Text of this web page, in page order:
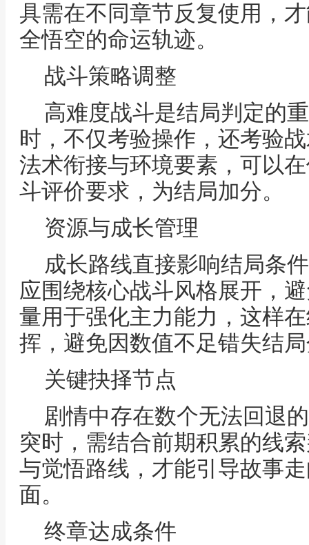
具需在不同章节反复使用，
全悟空的命运轨迹。
战斗策略调整
高难度战斗是结局判定的
时，不仅考验操作，还考验
法术衔接与环境要素，可以
斗评价要求，为结局加分。
资源与成长管理
成长路线直接影响结局条
应围绕核心战斗风格展开，
量用于强化主力能力，这样
挥，避免因数值不足错失结
关键抉择节点
剧情中存在数个无法回退
突时，需结合前期积累的线
与觉悟路线，才能引导故事
面。
终章达成条件